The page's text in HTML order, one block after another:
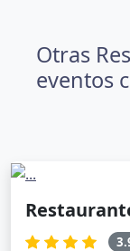
Otras
eventos